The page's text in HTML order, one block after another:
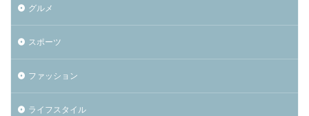
グルメ
スポーツ
ファッション
ライフスタイル